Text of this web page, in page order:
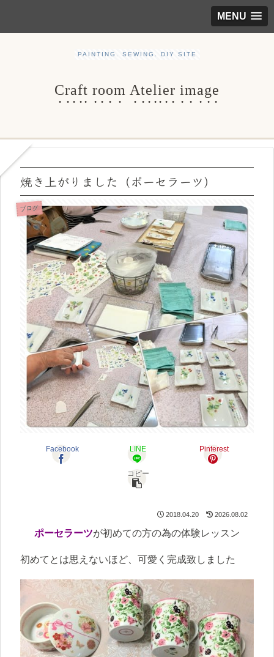
MENU
PAINTING. SEWING. DIY SITE
Craft room Atelier image
焼き上がりました（ポーセラーツ）
ブログ
Facebook LINE Pinterest
コピー
2018.04.20 2026.08.02
ポーセラーツが初めての方の為の体験レッスン
初めてとは思えないほど、可愛く完成致しました